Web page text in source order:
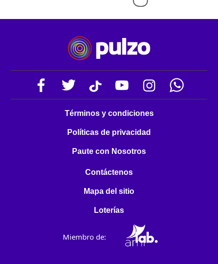
Términos y condiciones
Políticas de privacidad
Paute con Nosotros
Contáctenos
Mapa del sitio
Loterías
Miembro de: